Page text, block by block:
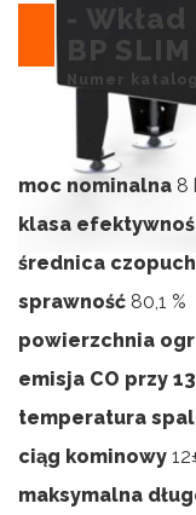
-
BP SLIM
Numer
moc nominalna 8
klasa
średnica
sprawność 80,1 %
powierzchnia
emisja CO przy
temperatura
ciąg kominowy
maksymalna